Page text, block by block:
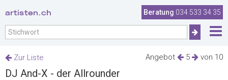
artisten.ch Beratung 034 533 34 35
Angebot 5 von 10
Zur Liste
DJ And-X - der Allrounder